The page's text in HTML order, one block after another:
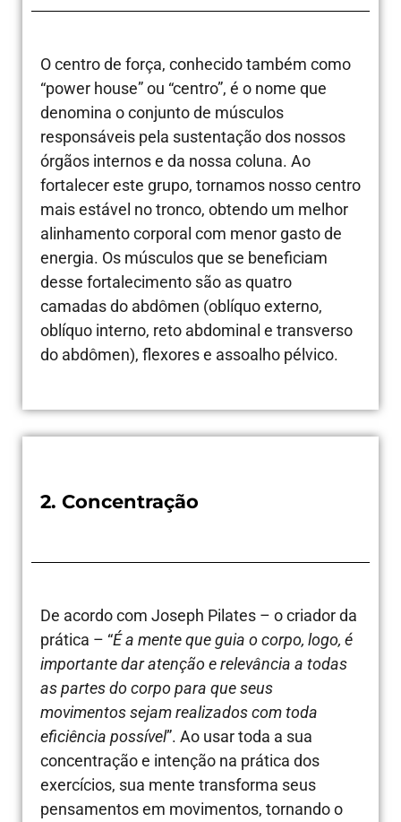
O centro de força, conhecido também como
“power house” ou “centro”, é o nome que
denomina o conjunto de músculos
responsáveis pela sustentação dos nossos
órgãos internos e da nossa coluna. Ao
fortalecer este grupo, tornamos nosso centro
mais estável no tronco, obtendo um melhor
alinhamento corporal com menor gasto de
energia. Os músculos que se beneficiam
desse fortalecimento são as quatro
camadas do abdômen (oblíquo externo,
oblíquo interno, reto abdominal e transverso
do abdômen), flexores e assoalho pélvico.
2. Concentração
De acordo com Joseph Pilates – o criador da
prática – “É a mente que guia o corpo, logo, é
importante dar atenção e relevância a todas
as partes do corpo para que seus
movimentos sejam realizados com toda
eficiência possível”. Ao usar toda a sua
concentração e intenção na prática dos
exercícios, sua mente transforma seus
pensamentos em movimentos, tornando o